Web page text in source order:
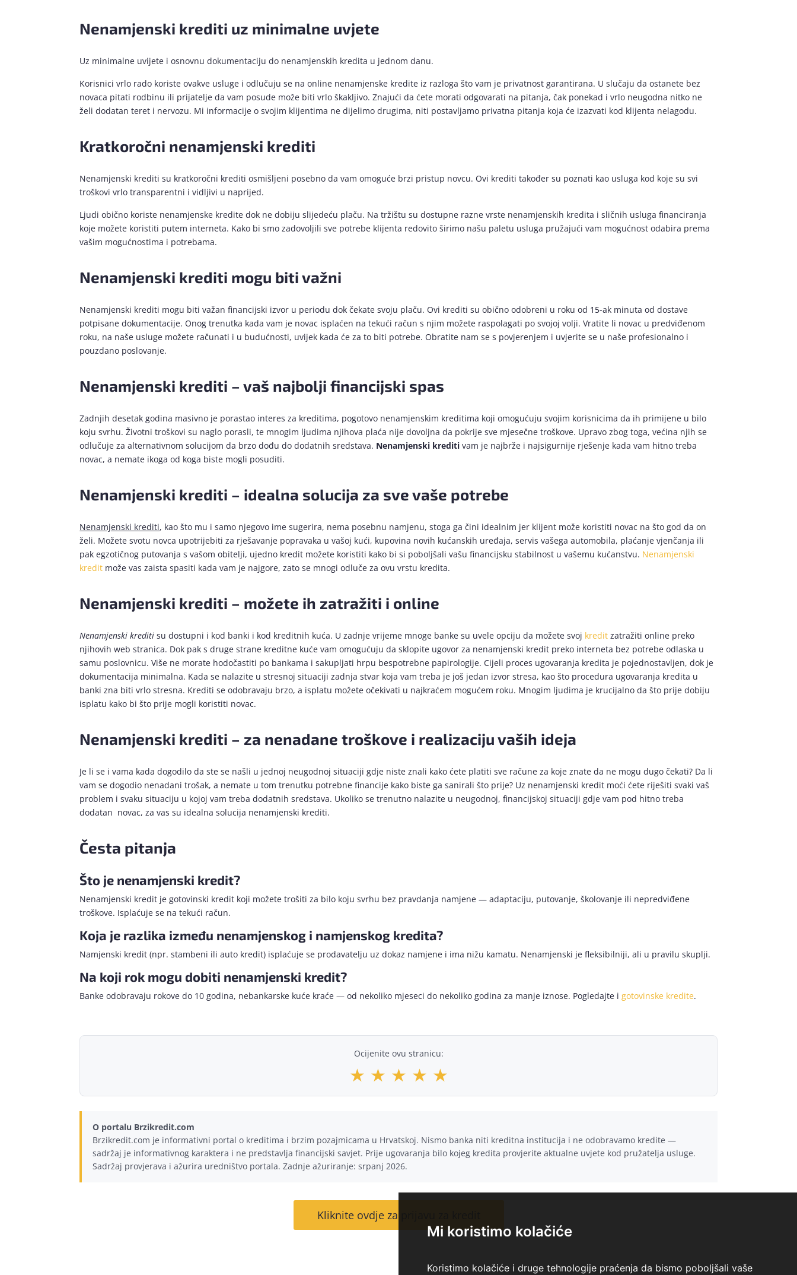
Mi koristimo kolačiće
Koristimo kolačiće i druge tehnologije praćenja da bismo poboljšali vaše
Nenamjenski krediti uz minimalne uvjete
Uz minimalne uvijete i osnovnu dokumentaciju do nenamjenskih kredita u jednom danu.
Korisnici vrlo rado koriste ovakve usluge i odlučuju se na online nenamjenske kredite iz razloga što vam je privatnost garantirana. U slučaju da ostanete bez
novaca pitati rodbinu ili prijatelje da vam posude može biti vrlo škakljivo. Znajući da ćete morati odgovarati na pitanja, čak ponekad i vrlo neugodna nitko ne
želi dodatan teret i nervozu. Mi informacije o svojim klijentima ne dijelimo drugima, niti postavljamo privatna pitanja koja će izazvati kod klijenta nelagodu.
Kratkoročni nenamjenski krediti
Nenamjenski krediti su kratkoročni krediti osmišljeni posebno da vam omoguće brzi pristup novcu. Ovi krediti također su poznati kao usluga kod koje su svi
troškovi vrlo transparentni i vidljivi u naprijed.
Ljudi obično koriste nenamjenske kredite dok ne dobiju slijedeću plaču. Na tržištu su dostupne razne vrste nenamjenskih kredita i sličnih usluga financiranja
koje možete koristiti putem interneta. Kako bi smo zadovoljili sve potrebe klijenta redovito širimo našu paletu usluga pružajući vam mogućnost odabira prema
vašim mogućnostima i potrebama.
Nenamjenski krediti mogu biti važni
Nenamjenski krediti mogu biti važan financijski izvor u periodu dok čekate svoju plaču. Ovi krediti su obično odobreni u roku od 15-ak minuta od dostave
potpisane dokumentacije. Onog trenutka kada vam je novac isplaćen na tekući račun s njim možete raspolagati po svojoj volji. Vratite li novac u predviđenom
roku, na naše usluge možete računati i u budućnosti, uvijek kada će za to biti potrebe. Obratite nam se s povjerenjem i uvjerite se u naše profesionalno i
pouzdano poslovanje.
Nenamjenski krediti – vaš najbolji financijski spas
Zadnjih desetak godina masivno je porastao interes za kreditima, pogotovo nenamjenskim kreditima koji omogućuju svojim korisnicima da ih primijene u bilo
koju svrhu. Životni troškovi su naglo porasli, te mnogim ljudima njihova plaća nije dovoljna da pokrije sve mjesečne troškove. Upravo zbog toga, većina njih se
odlučuje za alternativnom solucijom da brzo dođu do dodatnih sredstava. Nenamjenski krediti vam je najbrže i najsigurnije rješenje kada vam hitno treba
novac, a nemate ikoga od koga biste mogli posuditi.
Nenamjenski krediti – idealna solucija za sve vaše potrebe
Nenamjenski krediti, kao što mu i samo njegovo ime sugerira, nema posebnu namjenu, stoga ga čini idealnim jer klijent može koristiti novac na što god da on
želi. Možete svotu novca upotrijebiti za rješavanje popravaka u vašoj kući, kupovina novih kućanskih uređaja, servis vašega automobila, plaćanje vjenčanja ili
pak egzotičnog putovanja s vašom obitelji, ujedno kredit možete koristiti kako bi si poboljšali vašu financijsku stabilnost u vašemu kućanstvu. Nenamjenski
kredit može vas zaista spasiti kada vam je najgore, zato se mnogi odluče za ovu vrstu kredita.
Nenamjenski krediti – možete ih zatražiti i online
Nenamjenski krediti su dostupni i kod banki i kod kreditnih kuća. U zadnje vrijeme mnoge banke su uvele opciju da možete svoj kredit zatražiti online preko
njihovih web stranica. Dok pak s druge strane kreditne kuće vam omogućuju da sklopite ugovor za nenamjenski kredit preko interneta bez potrebe odlaska u
samu poslovnicu. Više ne morate hodočastiti po bankama i sakupljati hrpu bespotrebne papirologije. Cijeli proces ugovaranja kredita je pojednostavljen, dok je
dokumentacija minimalna. Kada se nalazite u stresnoj situaciji zadnja stvar koja vam treba je još jedan izvor stresa, kao što procedura ugovaranja kredita u
banki zna biti vrlo stresna. Krediti se odobravaju brzo, a isplatu možete očekivati u najkraćem mogućem roku. Mnogim ljudima je krucijalno da što prije dobiju
isplatu kako bi što prije mogli koristiti novac.
Nenamjenski krediti – za nenadane troškove i realizaciju vaših ideja
Je li se i vama kada dogodilo da ste se našli u jednoj neugodnoj situaciji gdje niste znali kako ćete platiti sve račune za koje znate da ne mogu dugo čekati? Da li
vam se dogodio nenadani trošak, a nemate u tom trenutku potrebne financije kako biste ga sanirali što prije? Uz nenamjenski kredit moći ćete riješiti svaki vaš
problem i svaku situaciju u kojoj vam treba dodatnih sredstava. Ukoliko se trenutno nalazite u neugodnoj, financijskoj situaciji gdje vam pod hitno treba
dodatan novac, za vas su idealna solucija nenamjenski krediti.
Česta pitanja
Što je nenamjenski kredit?
Nenamjenski kredit je gotovinski kredit koji možete trošiti za bilo koju svrhu bez pravdanja namjene — adaptaciju, putovanje, školovanje ili nepredviđene
troškove. Isplaćuje se na tekući račun.
Koja je razlika između nenamjenskog i namjenskog kredita?
Namjenski kredit (npr. stambeni ili auto kredit) isplaćuje se prodavatelju uz dokaz namjene i ima nižu kamatu. Nenamjenski je fleksibilniji, ali u pravilu skuplji.
Na koji rok mogu dobiti nenamjenski kredit?
Banke odobravaju rokove do 10 godina, nebankarske kuće kraće — od nekoliko mjeseci do nekoliko godina za manje iznose. Pogledajte igotovinske kredite.
Ocijenite ovu stranicu:
★ ★ ★ ★ ★
O portalu Brzikredit.com
Brzikredit.com je informativni portal o kreditima i brzim pozajmicama u Hrvatskoj. Nismo banka niti kreditna institucija i ne odobravamo kredite —
sadržaj je informativnog karaktera i ne predstavlja financijski savjet. Prije ugovaranja bilo kojeg kredita provjerite aktualne uvjete kod pružatelja usluge.
Sadržaj provjerava i ažurira uredništvo portala. Zadnje ažuriranje: srpanj 2026.
Kliknite ovdje za prijavu za kredit